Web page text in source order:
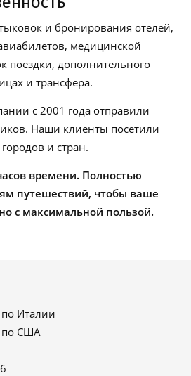
и бронирования отелей,
медицинской
поездки, дополнительного
и трансфера.
с 2001 года отправили
Наши клиенты посетили
и стран.
времени. Полностью
путешествий, чтобы ваше
с максимальной пользой.
Италии
США